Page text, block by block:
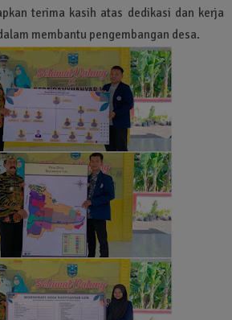
terima kasih atas dedikasi dan kerja
membantu pengembangan desa.